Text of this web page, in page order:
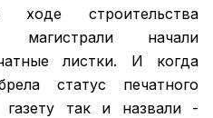
строительства
магистрали начали
листки. И когда
статус печатного
так и назвали -